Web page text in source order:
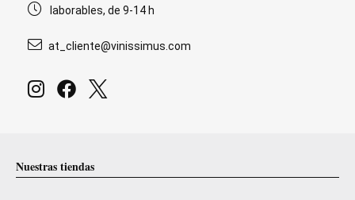
laborables, de 9-14 h
at_cliente@vinissimus.com
Nuestras tiendas